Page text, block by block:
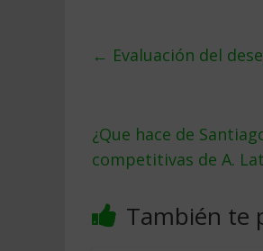
← Evaluación del
¿Que hace de
competitivas de A.
También te